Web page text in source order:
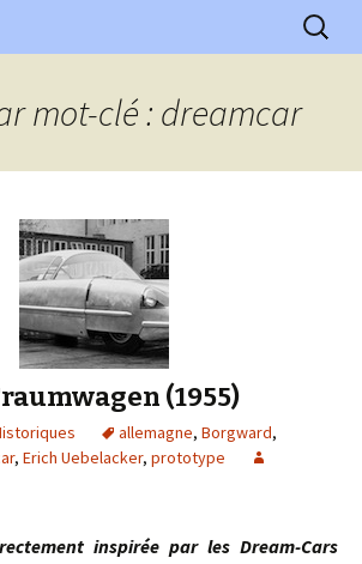
Ancienne
: articles, historiques
mot-clé : dreamcar
(1955)
allemagne, Borgward,
, Erich Uebelacker, prototype
inspirée par les Dream-Cars